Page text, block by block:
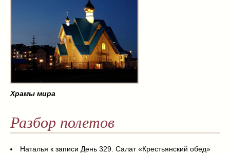
Храмы мира
Разбор полетов
Наталья к записи День 329. Салат «Крестьянский обед»